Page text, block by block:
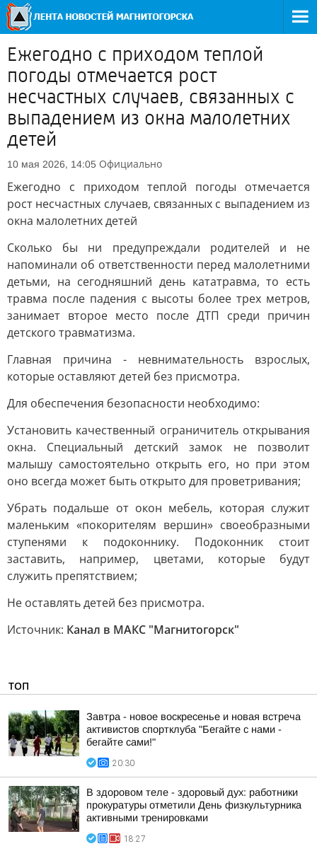
Ежегодно с приходом теплой
погоды отмечается рост
несчастных случаев, связанных с
выпадением из окна малолетних
детей
10 мая 2026, 14:05 Официально
Ежегодно с приходом теплой погоды отмечается
рост несчастных случаев, связанных с выпадением из
окна малолетних детей
Сколько бы ни предупреждали родителей и не
напоминали об ответственности перед малолетними
детьми, на сегодняшний день кататравма, то есть
травма после падения с высоты более трех метров,
занимает второе место после ДТП среди причин
детского травматизма.
Главная причина - невнимательность взрослых,
которые оставляют детей без присмотра.
Для обеспечения безопасности необходимо:
Установить качественный ограничитель открывания
окна. Специальный детский замок не позволит
малышу самостоятельно открыть его, но при этом
оно всегда может быть открыто для проветривания;
Убрать подальше от окон мебель, которая служит
маленьким «покорителям вершин» своеобразными
ступенями к подоконнику. Подоконник стоит
заставить, например, цветами, которые будут
служить препятствием;
Не оставлять детей без присмотра.
Источник: Канал в МАКС "Магнитогорск"
ТОП
Завтра - новое воскресенье и новая встреча
активистов спортклуба "Бегайте с нами -
бегайте сами!"
20:30
В здоровом теле - здоровый дух: работники
прокуратуры отметили День физкультурника
активными тренировками
18:27